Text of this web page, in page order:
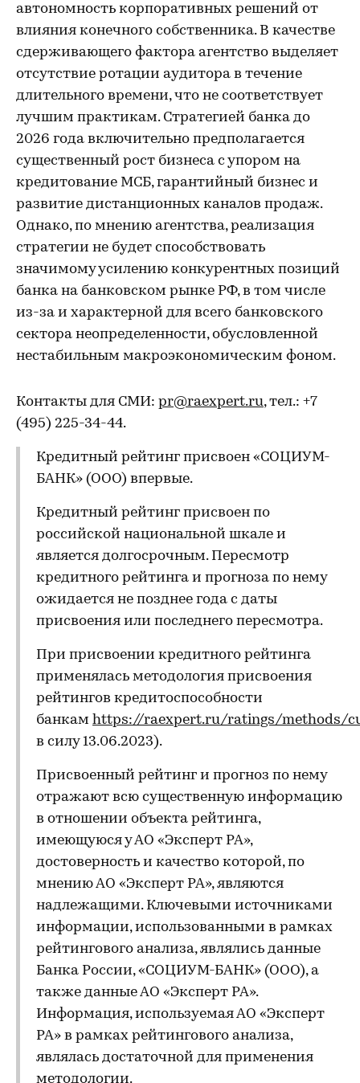
автономность корпоративных решений от
влияния конечного собственника. В качестве
сдерживающего фактора агентство выделяет
отсутствие ротации аудитора в течение
длительного времени, что не соответствует
лучшим практикам. Стратегией банка до
2026 года включительно предполагается
существенный рост бизнеса с упором на
кредитование МСБ, гарантийный бизнес и
развитие дистанционных каналов продаж.
Однако, по мнению агентства, реализация
стратегии не будет способствовать
значимому усилению конкурентных позиций
банка на банковском рынке РФ, в том числе
из-за и характерной для всего банковского
сектора неопределенности, обусловленной
нестабильным макроэкономическим фоном.
Контакты для СМИ: pr@raexpert.ru, тел.: +7
(495) 225-34-44.
Кредитный рейтинг присвоен «СОЦИУМ-
БАНК» (ООО) впервые.
Кредитный рейтинг присвоен по
российской национальной шкале и
является долгосрочным. Пересмотр
кредитного рейтинга и прогноза по нему
ожидается не позднее года с даты
присвоения или последнего пересмотра.
При присвоении кредитного рейтинга
применялась методология присвоения
рейтингов кредитоспособности
банкам https://raexpert.ru/ratings/methods/
в силу 13.06.2023).
Присвоенный рейтинг и прогноз по нему
отражают всю существенную информацию
в отношении объекта рейтинга,
имеющуюся у АО «Эксперт РА»,
достоверность и качество которой, по
мнению АО «Эксперт РА», являются
надлежащими. Ключевыми источниками
информации, использованными в рамках
рейтингового анализа, являлись данные
Банка России, «СОЦИУМ-БАНК» (ООО), а
также данные АО «Эксперт РА».
Информация, используемая АО «Эксперт
РА» в рамках рейтингового анализа,
являлась достаточной для применения
методологии.